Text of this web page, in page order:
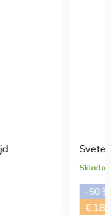
Skladom
–50 %